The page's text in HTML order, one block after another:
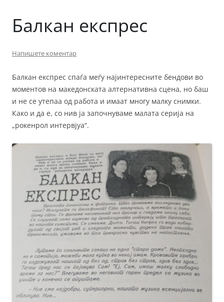
Балкан експрес
Напишете коментар
Балкан експрес спаѓа меѓу најинтересните бендови во
моментов на македонската алтернативна сцена, но баш
и не се утепаа од работа и имаат многу малку снимки.
Како и да е, со нив ја започнуваме малата серија на
„рокенрол интервјуа“.